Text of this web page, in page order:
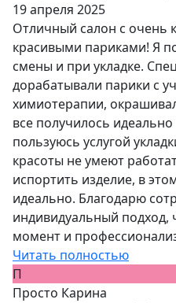
19 апреля 2025
Отличный салон с очень
красивыми париками! Я
смены и при укладке.
дорабатывали парики с
химиотерапии,
все получилось
пользуюсь услугой
красоты не умеют
испортить изделие, в
идеально. Благодарю
индивидуальный подход,
момент и
Читать полностью
П
Просто Карина